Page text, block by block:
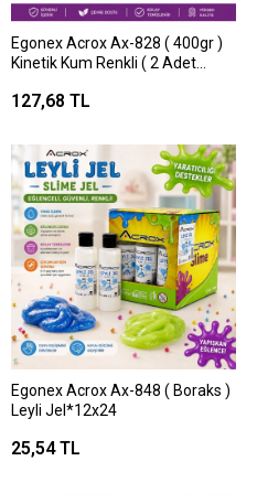
Egonex Acrox Ax-828 ( 400gr )
Kinetik Kum Renkli ( 2 Adet
Kurmaz )*24=k
127,68 TL
Egonex Acrox Ax-848 ( Boraks )
Leyli Jel*12x24
25,54 TL